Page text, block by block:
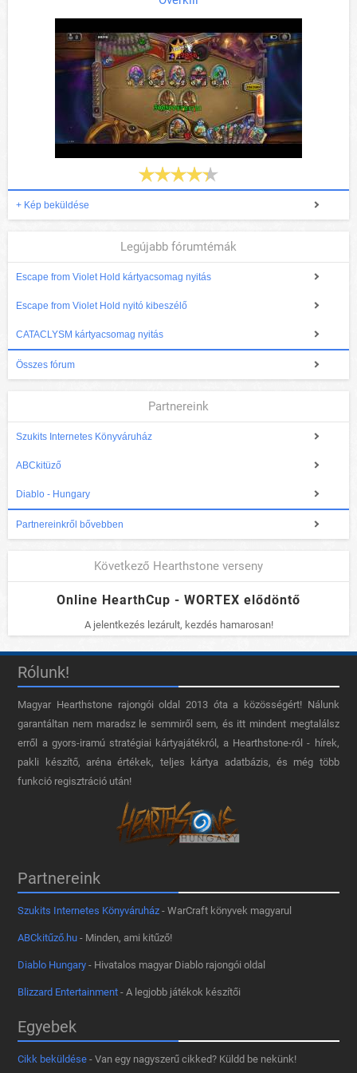
+ Kép beküldése
Legújabb fórumtémák
Escape from Violet Hold kártyacsomag nyitás
Escape from Violet Hold nyitó kibeszélő
CATACLYSM kártyacsomag nyitás
Összes fórum
Partnereink
Szukits Internetes Könyváruház
ABCkitüző
Diablo - Hungary
Partnereinkről bővebben
Következő Hearthstone verseny
Online HearthCup - WORTEX elődöntő
A jelentkezés lezárult, kezdés hamarosan!
Rólunk!
Magyar Hearthstone​ rajongói oldal 2013 óta a közösségért! Nálunk
garantáltan nem maradsz le semmiről sem, és itt mindent megtalálsz
erről a gyors-iramú stratégiai kártyajátékról, a Hearthstone-ról - hírek,
pakli készítő, aréna értékek, teljes kártya adatbázis, és még több
funkció regisztráció után!
Partnereink
Szukits Internetes Könyváruház - WarCraft könyvek magyarul
ABCkitűző.hu - Minden, ami kitűző!
Diablo Hungary - Hivatalos magyar Diablo rajongói oldal
Blizzard Entertainment - A legjobb játékok készítői
Egyebek
Cikk beküldése - Van egy nagyszerű cikked? Küldd be nekünk!